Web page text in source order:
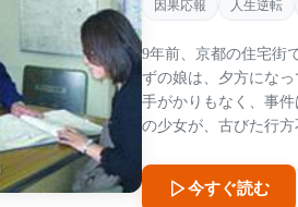
因果応報 人生逆転
9年前、京都の住宅街で小学
ずの娘は、夕方にな
手がかりもなく、事件は未解決
の少女が、古びた行
があった。さらに彼
も“42”や“44”がいたことを語り始める。 単なる
今すぐ読む